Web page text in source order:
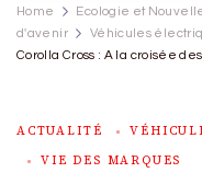
Home Ecologie et
d'avenir
Véhicules
Corolla Cross : A la croisée
ACTUALITÉ
VIE DES MARQUES